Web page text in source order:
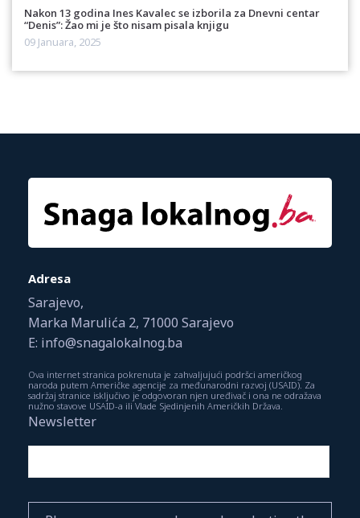
Nakon 13 godina Ines Kavalec se izborila za Dnevni centar
“Denis”: Žao mi je što nisam pisala knjigu
09 Januara, 2025
Adresa
Sarajevo,
Marka Marulića 2, 71000 Sarajevo
E: info@snagalokalnog.ba
Ova internet stranica pokrenuta je zahvaljujući podršci američkog
naroda putem Američke agencije za međunarodni razvoj (USAID). Za
sadržaj stranice isključivo je odgovoran njen uređivač i ona ne odražava
nužno stavove USAID-a ili Vlade Sjedinjenih Američkih Država.
Newsletter